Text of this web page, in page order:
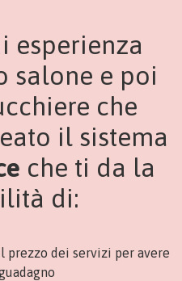
esperienza
salone e poi
che
il sistema
che ti da la
di:
prezzo dei servizi per avere